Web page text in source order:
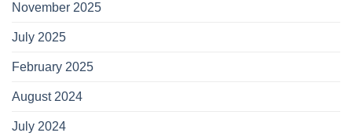
November 2025
July 2025
February 2025
August 2024
July 2024